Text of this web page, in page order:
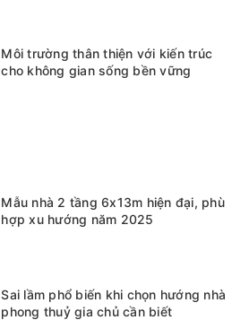
Môi trường thân thiện với kiến trúc
cho không gian sống bền vững
Mẫu nhà 2 tầng 6x13m hiện đại, phù
hợp xu hướng năm 2025
Sai lầm phổ biến khi chọn hướng nhà
phong thuỷ gia chủ cần biết